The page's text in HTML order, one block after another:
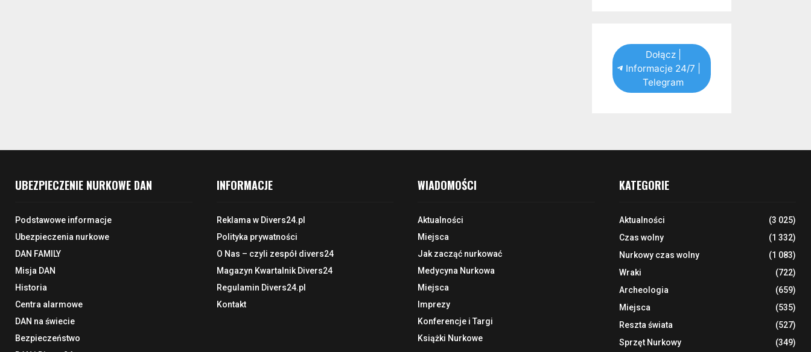
Dołącz |
Informacje 24/7 |
Telegram
UBEZPIECZENIE NURKOWE DAN
Podstawowe informacje
Ubezpieczenia nurkowe
DAN FAMILY
Misja DAN
Historia
Centra alarmowe
DAN na świecie
Bezpieczeństwo
INFORMACJE
Reklama w Divers24.pl
Polityka prywatności
O Nas – czyli zespół divers24
Magazyn Kwartalnik Divers24
Regulamin Divers24.pl
Kontakt
WIADOMOŚCI
Aktualności
Miejsca
Jak zacząć nurkować
Medycyna Nurkowa
Miejsca
Imprezy
Konferencje i Targi
Książki Nurkowe
KATEGORIE
Aktualności
(3 025)
Czas wolny
(1 332)
Nurkowy czas wolny
(1 083)
Wraki
(722)
Archeologia
(659)
Miejsca
(535)
Reszta świata
(527)
Sprzęt Nurkowy
(349)